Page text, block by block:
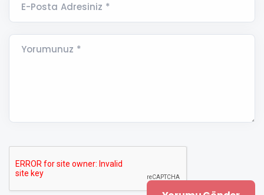
E-Posta Adresiniz *
Yorumunuz *